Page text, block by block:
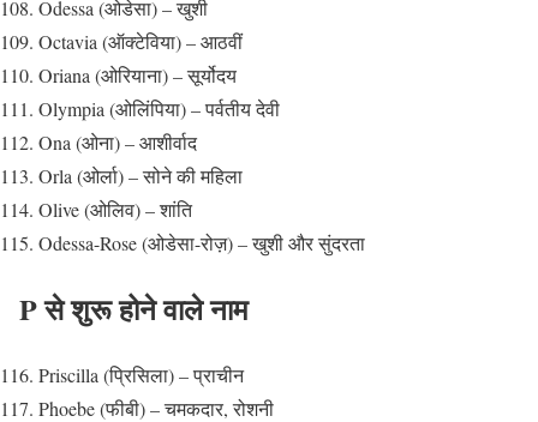
Odessa (ओडेसा) – खुशी
Octavia (ऑक्टेविया) – आठवीं
Oriana (ओरियाना) – सूर्योदय
Olympia (ओलिंपिया) – पर्वतीय देवी
Ona (ओना) – आशीर्वाद
Orla (ओर्ला) – सोने की महिला
Olive (ओलिव) – शांति
Odessa-Rose (ओडेसा-रोज़) – खुशी और सुंदरता
P से शुरू होने वाले नाम
Priscilla (प्रिसिला) – प्राचीन
Phoebe (फीबी) – चमकदार, रोशनी